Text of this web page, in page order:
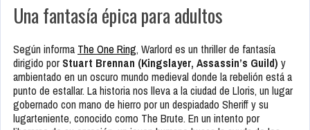
Una fantasía épica para adultos
Según informa The One Ring, Warlord es un thriller de fantasía
dirigido por Stuart Brennan (Kingslayer, Assassin’s Guild) y
ambientado en un oscuro mundo medieval donde la rebelión está a
punto de estallar. La historia nos lleva a la ciudad de Lloris, un lugar
gobernado con mano de hierro por un despiadado Sheriff y su
lugarteniente, conocido como The Brute. En un intento por